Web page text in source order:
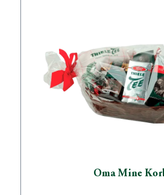
Oma Mine